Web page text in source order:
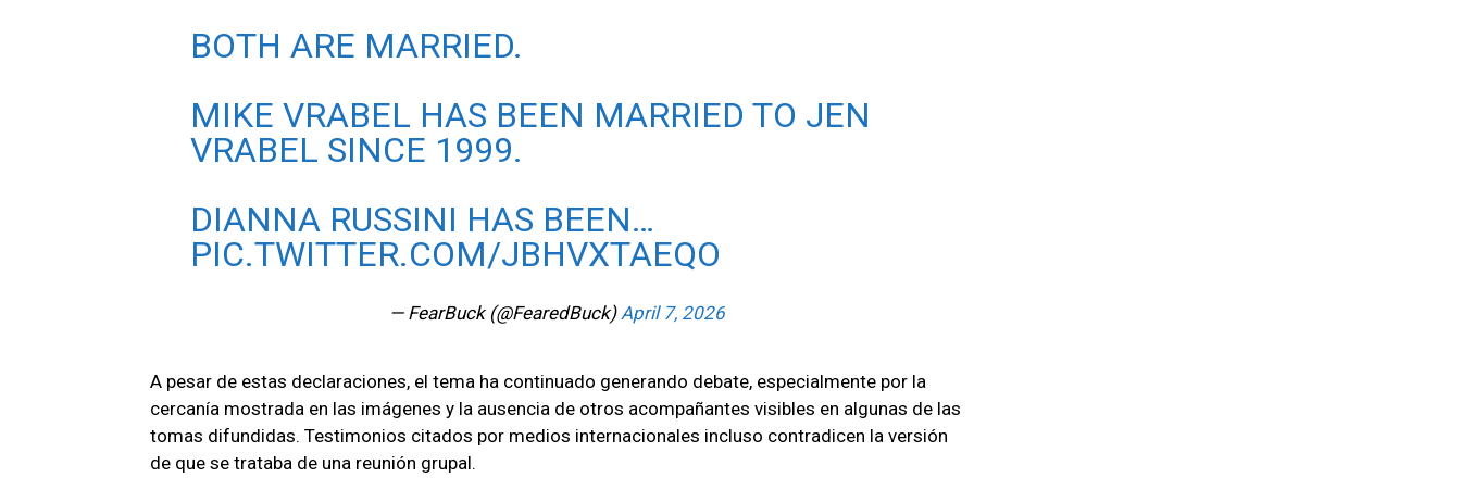
BOTH ARE MARRIED.
MIKE VRABEL HAS BEEN MARRIED TO JEN
VRABEL SINCE 1999.
DIANNA RUSSINI HAS BEEN…
PIC.TWITTER.COM/JBHVXTAEQO
— FearBuck (@FearedBuck) April 7, 2026
A pesar de estas declaraciones, el tema ha continuado generando debate, especialmente por la
cercanía mostrada en las imágenes y la ausencia de otros acompañantes visibles en algunas de las
tomas difundidas. Testimonios citados por medios internacionales incluso contradicen la versión
de que se trataba de una reunión grupal.